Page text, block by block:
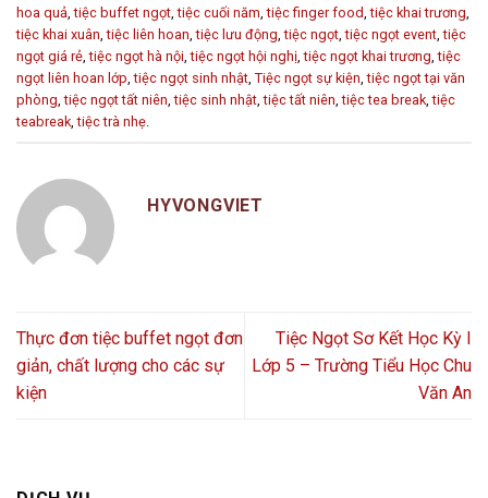
hoa quả ,tiệc buffet ngọt ,tiệc cuối năm ,tiệc finger food ,tiệc khai trương
tiệc khai xuân ,tiệc liên hoan ,tiệc lưu động ,tiệc ngọt ,tiệc ngọt event ,tiệc
ngọt giá rẻ ,tiệc ngọt hà nội ,tiệc ngọt hội nghị ,tiệc ngọt khai trương ,tiệc
ngọt liên hoan lớp ,tiệc ngọt sinh nhật Tiệc ngọt sự kiện ,tiệc ngọt tại văn
phòng ,tiệc ngọt tất niên ,tiệc sinh nhật ,tiệc tất niên ,tiệc tea break ,tiệc
teabreak ,tiệc trà nhẹ
HYVONGVIET
Thực đơn tiệc buffet ngọt đơn
giản, chất lượng cho các sự
kiện
Tiệc Ngọt Sơ Kết Học Kỳ I
Lớp 5 – Trường Tiểu Học Chu
Văn An